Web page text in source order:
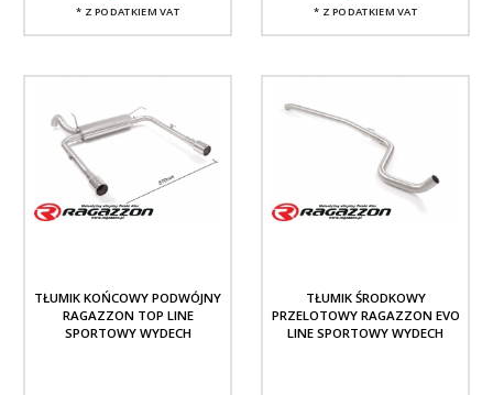
* Z PODATKIEM VAT * Z PODATKIEM VAT
TŁUMIK KOŃCOWY PODWÓJNY
RAGAZZON TOP LINE
SPORTOWY WYDECH
TŁUMIK ŚRODKOWY
PRZELOTOWY RAGAZZON EVO
LINE SPORTOWY WYDECH